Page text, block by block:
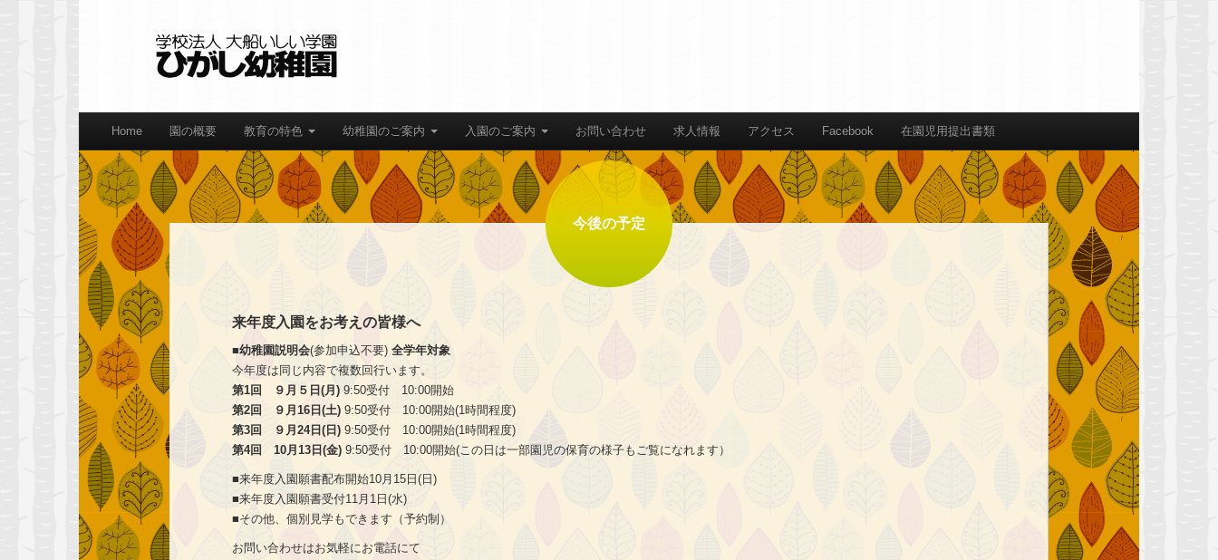
Home 園の概要 教育の特色 幼稚園のご案内 入園のご案内 お問い合わせ 求人情報 アクセス Facebook 在園児用提出書類
今後の予定
来年度入園をお考えの皆様へ
■幼稚園説明会(参加申込不要) 全学年対象
今年度は同じ内容で複数回行います。
第1回 ９月５日(月)9:50受付 10:00開始
第2回 ９月16日(土)9:50受付 10:00開始(1時間程度)
第3回 ９月24日(日)9:50受付 10:00開始(1時間程度)
第4回 10月13日(金)9:50受付 10:00開始(この日は一部園児の保育の様子もご覧になれます）
■来年度入園願書配布開始10月15日(日)
■来年度入園願書受付11月1日(水)
■その他、個別見学もできます（予約制）
お問い合わせはお気軽にお電話にて